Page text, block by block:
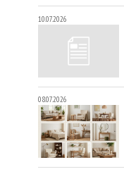
10.07.2026
08.07.2026